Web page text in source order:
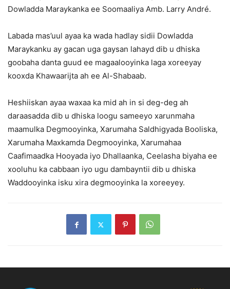
Dowladda Maraykanka ee Soomaaliya Amb. Larry André.
Labada mas’uul ayaa ka wada hadlay sidii Dowladda
Maraykanku ay gacan uga gaysan lahayd dib u dhiska
goobaha danta guud ee magaalooyinka laga xoreeyay
kooxda Khawaarijta ah ee Al-Shabaab.
Heshiiskan ayaa waxaa ka mid ah in si deg-deg ah
daraasadda dib u dhiska loogu sameeyo xarunmaha
maamulka Degmooyinka, Xarumaha Saldhigyada Booliska,
Xarumaha Maxkamda Degmooyinka, Xarumahaa
Caafimaadka Hooyada iyo Dhallaanka, Ceelasha biyaha ee
xooluhu ka cabbaan iyo ugu dambayntii dib u dhiska
Waddooyinka isku xira degmooyinka la xoreeyey.